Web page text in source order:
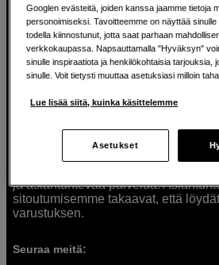
1982
Olemme Scandinavian Photolla jo
auttaneet luovia ihmisiä
Tarjoamme inspiraatiota,
muun muassa valokuvauksen,
musiikin ja taiteen harrastajia.
muuttuvat todellisuudeksi. Autamme
ja asiantuntevaa palvelua.
sitoutumisemme takaavat, että
varustuksen.
Seuraa meitä:
Googlen evästeitä, joiden kanssa jaamme tietoja
personoimiseksi. Tavoitteemme on näyttää
todella kiinnostunut, jotta saat parhaan
verkkokaupassa. Napsauttamalla "Hyväksyn"
sinulle inspiraatiota ja henkilökohtaisia tarjouksia,
sinulle. Voit tietysti muuttaa asetuksiasi milloin
Lue lisää siitä, kuinka käsittelemme
Asetukset